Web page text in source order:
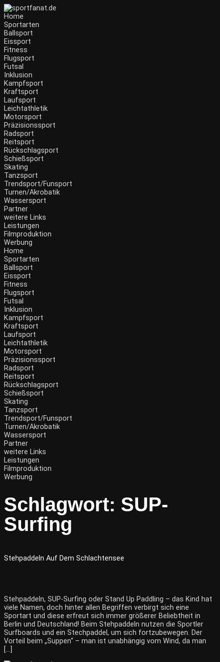
Home
Sportarten
Ballsport
Eissport
Fitness
Flugsport
Futsal
Inklusion
Kampfsport
Kraftsport
Laufsport
Leichtathletik
Motorsport
Präzisionssport
Radsport
Reitsport
Rückschlagsport
Schießsport
Skating
Tanzsport
Trendsport/Funsport
Turnen/Akrobatik
Wassersport
Partner
weitere Links
Leistungen
Filmproduktion
Werbung
Home
Sportarten
Ballsport
Eissport
Fitness
Flugsport
Futsal
Inklusion
Kampfsport
Kraftsport
Laufsport
Leichtathletik
Motorsport
Präzisionssport
Radsport
Reitsport
Rückschlagsport
Schießsport
Skating
Tanzsport
Trendsport/Funsport
Turnen/Akrobatik
Wassersport
Partner
weitere Links
Leistungen
Filmproduktion
Werbung
Schlagwort: SUP-
Surfing
Stehpaddeln Auf Dem Schlachtensee
Stehpaddeln, SUP-Surfing oder Stand Up Paddling – das Kind hat
viele Namen, doch hinter allen Begriffen verbirgt sich eine
Sportart und diese erfreut sich immer größerer Beliebtheit in
Berlin und Deutschland! Beim Stehpaddeln nutzen die Sportler
Surfboards und ein Stechpaddel, um sich fortzubewegen. Der
Vorteil beim „Suppen“ – man ist unabhängig vom Wind, da man
[…]